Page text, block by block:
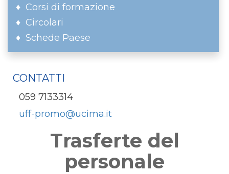
Corsi di formazione
Circolari
Schede Paese
CONTATTI
059 7133314
uff-promo@ucima.it
Trasferte del
personale